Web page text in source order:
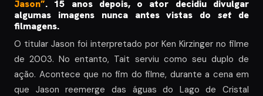
Jason”. 15 anos depois, o ator decidiu divulgar
algumas imagens nunca antes vistas doset de
filmagens.
O titular Jason foi interpretado por Ken Kirzinger no filme
de 2003. No entanto, Tait serviu como seu duplo de
ação. Acontece que no fim do filme, durante a cena em
que Jason reemerge das águas do Lago de Cristal